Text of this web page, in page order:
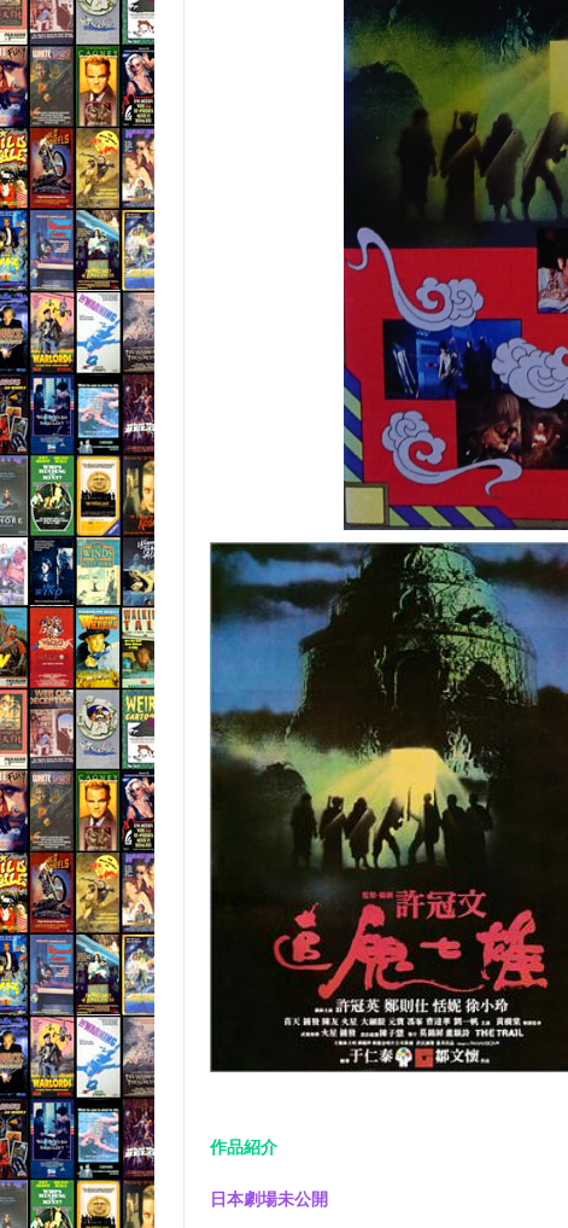
作品紹介
日本劇場未公開